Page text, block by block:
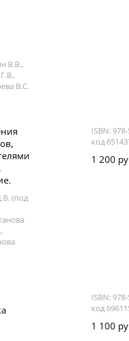
В.В.,
В.С.
(под
ISBN:
код
1 200
ISBN:
код
1 100